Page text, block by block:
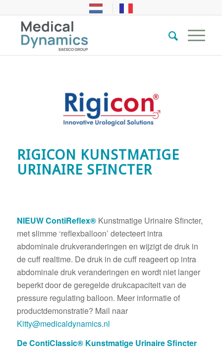
RIGICON KUNSTMATIGE
URINAIRE SFINCTER
NIEUW ContiReflex® Kunstmatige Urinaire Sfincter,
met slimme ‘reflexballoon’ detecteert intra
abdominale drukveranderingen en wijzigt de druk in
de cuff realtime. De druk in de cuff reageert op intra
abdominale druk veranderingen en wordt niet langer
beperkt door de geregelde drukcapaciteit van de
pressure regulating balloon. Meer informatie of
productdemonstratie? Mail naar
Kitty@medicaldynamics.nl
De ContiClassic® Kunstmatige Urinaire Sfincter